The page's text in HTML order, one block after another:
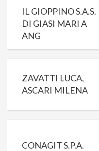
IL GIOPPINO S.A.S.
DI GIASI MARI A
ANG
ZAVATTI LUCA,
ASCARI MILENA
CONAGIT S.P.A.